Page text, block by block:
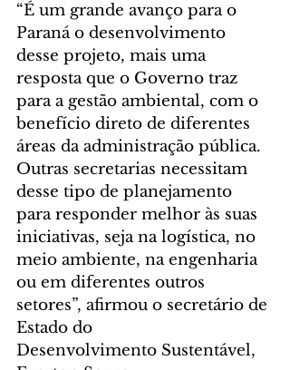
“É um grande avanço para o
Paraná o desenvolvimento
desse projeto, mais uma
resposta que o Governo traz
para a gestão ambiental, com o
benefício direto de diferentes
áreas da administração pública.
Outras secretarias necessitam
desse tipo de planejamento
para responder melhor às suas
iniciativas, seja na logística, no
meio ambiente, na engenharia
ou em diferentes outros
setores”, afirmou o secretário de
Estado do
Desenvolvimento Sustentável,